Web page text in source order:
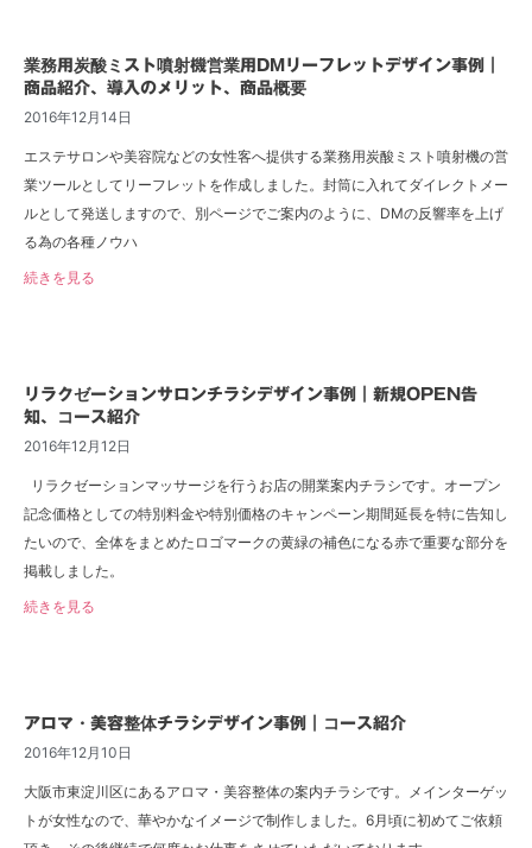
業務用炭酸ミスト噴射機営業用DMリーフレットデザイン事例｜
商品紹介、導入のメリット、商品概要
2016年12月14日
エステサロンや美容院などの女性客へ提供する業務用炭酸ミスト噴射機の営
業ツールとしてリーフレットを作成しました。封筒に入れてダイレクトメー
ルとして発送しますので、別ページでご案内のように、DMの反響率を上げ
る為の各種ノウハ
続きを見る
リラクゼーションサロンチラシデザイン事例｜新規OPEN告
知、コース紹介
2016年12月12日
リラクゼーションマッサージを行うお店の開業案内チラシです。オープン
記念価格としての特別料金や特別価格のキャンペーン期間延長を特に告知し
たいので、全体をまとめたロゴマークの黄緑の補色になる赤で重要な部分を
掲載しました。
続きを見る
アロマ・美容整体チラシデザイン事例｜コース紹介
2016年12月10日
大阪市東淀川区にあるアロマ・美容整体の案内チラシです。メインターゲッ
トが女性なので、華やかなイメージで制作しました。6月頃に初めてご依頼